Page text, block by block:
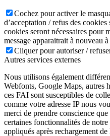
Cochez pour activer le
d’acceptation / refus des
cookies seront nécessaires pour
message apparaitrait à nouveau
Cliquer pour autoriser /
Autres services externes
Nous utilisons également
Webfonts, Google Maps, autres
ces FAI sont susceptibles de
comme votre adresse IP nous
merci de prendre conscience
certaines fonctionnalités de
appliqués après rechargement de